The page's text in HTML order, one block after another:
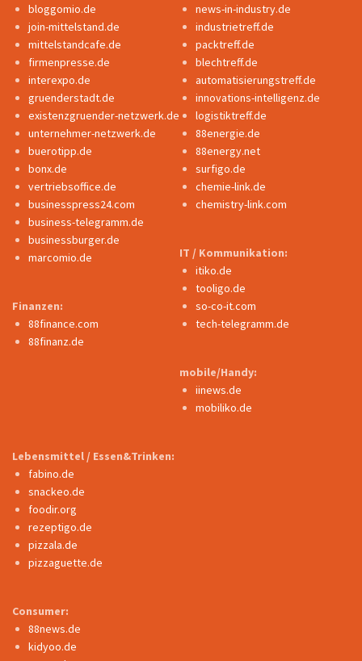
bloggomio.de
join-mittelstand.de
mittelstandcafe.de
firmenpresse.de
interexpo.de
gruenderstadt.de
existenzgruender-netzwerk.de
unternehmer-netzwerk.de
buerotipp.de
bonx.de
vertriebsoffice.de
businesspress24.com
business-telegramm.de
businessburger.de
marcomio.de
Finanzen:
88finance.com
88finanz.de
news-in-industry.de
industrietreff.de
packtreff.de
blechtreff.de
automatisierungstreff.de
innovations-intelligenz.de
logistiktreff.de
88energie.de
88energy.net
surfigo.de
chemie-link.de
chemistry-link.com
IT / Kommunikation:
itiko.de
tooligo.de
so-co-it.com
tech-telegramm.de
mobile/Handy:
iinews.de
mobiliko.de
Lebensmittel / Essen&Trinken:
fabino.de
snackeo.de
foodir.org
rezeptigo.de
pizzala.de
pizzaguette.de
Consumer:
88news.de
kidyoo.de